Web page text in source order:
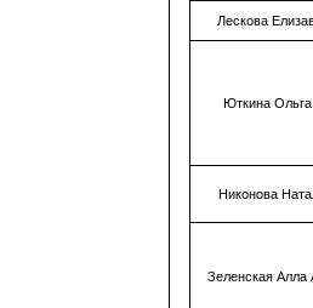
Лескова
Юткина
Никонова
Зеленская Алла